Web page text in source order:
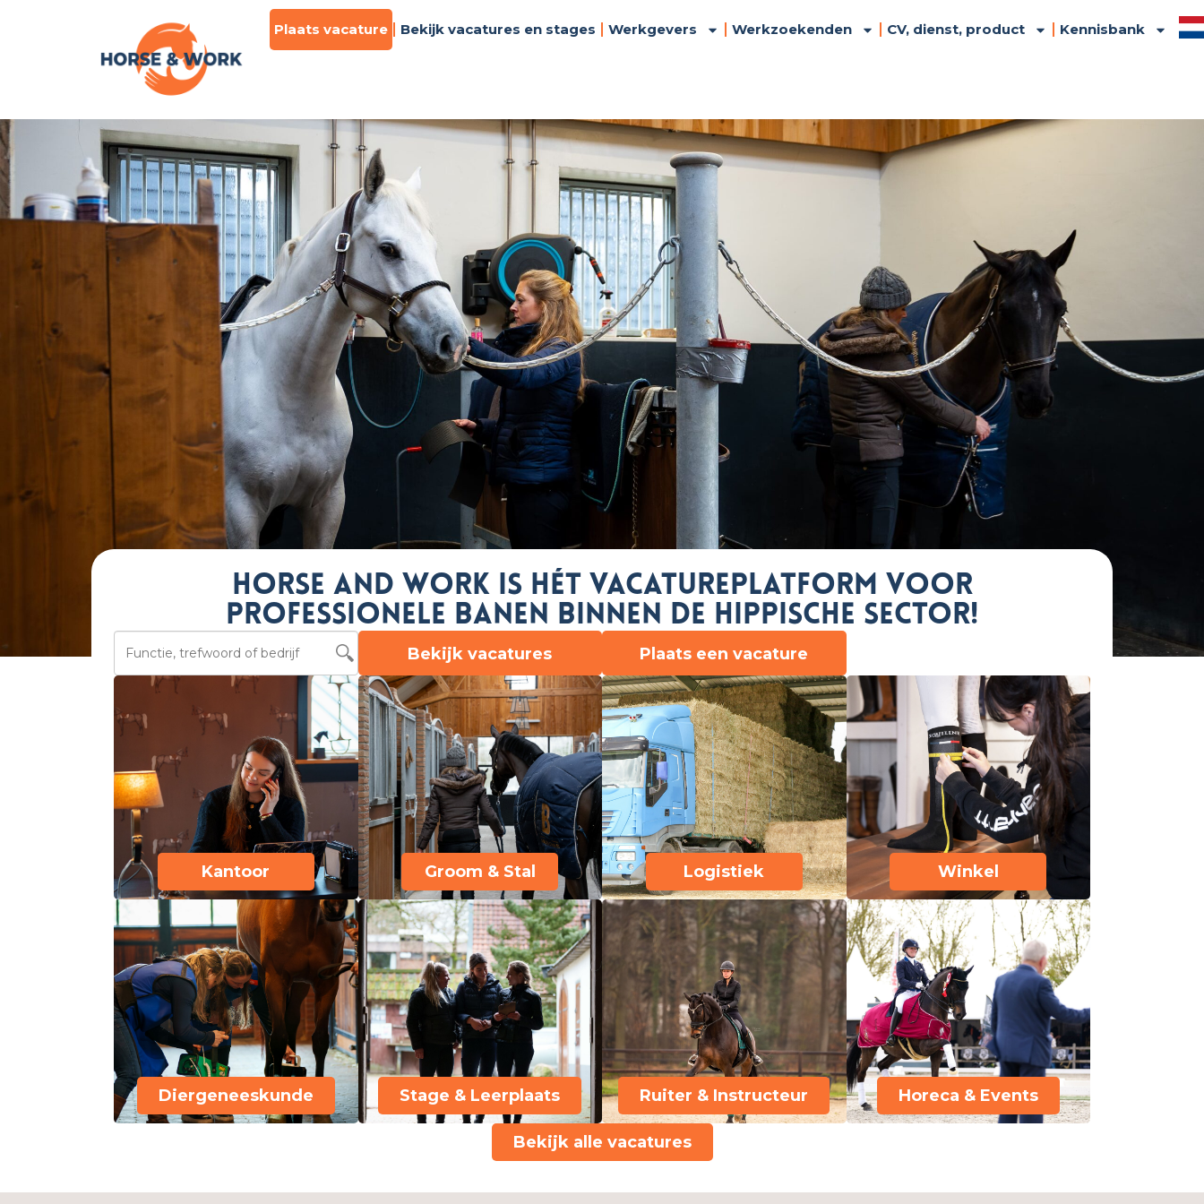
Plaats vacature Bekijk vacatures en stages Werkgevers Werkzoekenden CV, dienst, product Kennisbank
Horse and Work is hét vacatureplatform voor
professionele banen binnen de hippische sector!
Bekijk vacatures Plaats een vacature
Kantoor Groom & Stal Logistiek Winkel
Diergeneeskunde Stage & Leerplaats Ruiter & Instructeur Horeca & Events
Bekijk alle vacatures